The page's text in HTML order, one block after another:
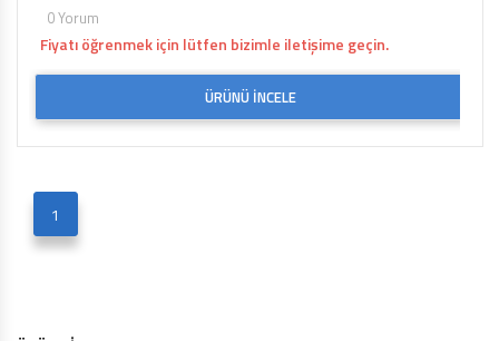
0 Yorum
Fiyatı öğrenmek için lütfen bizimle iletişime geçin.
ÜRÜNÜ İNCELE
1